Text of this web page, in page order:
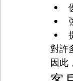
對許
因此